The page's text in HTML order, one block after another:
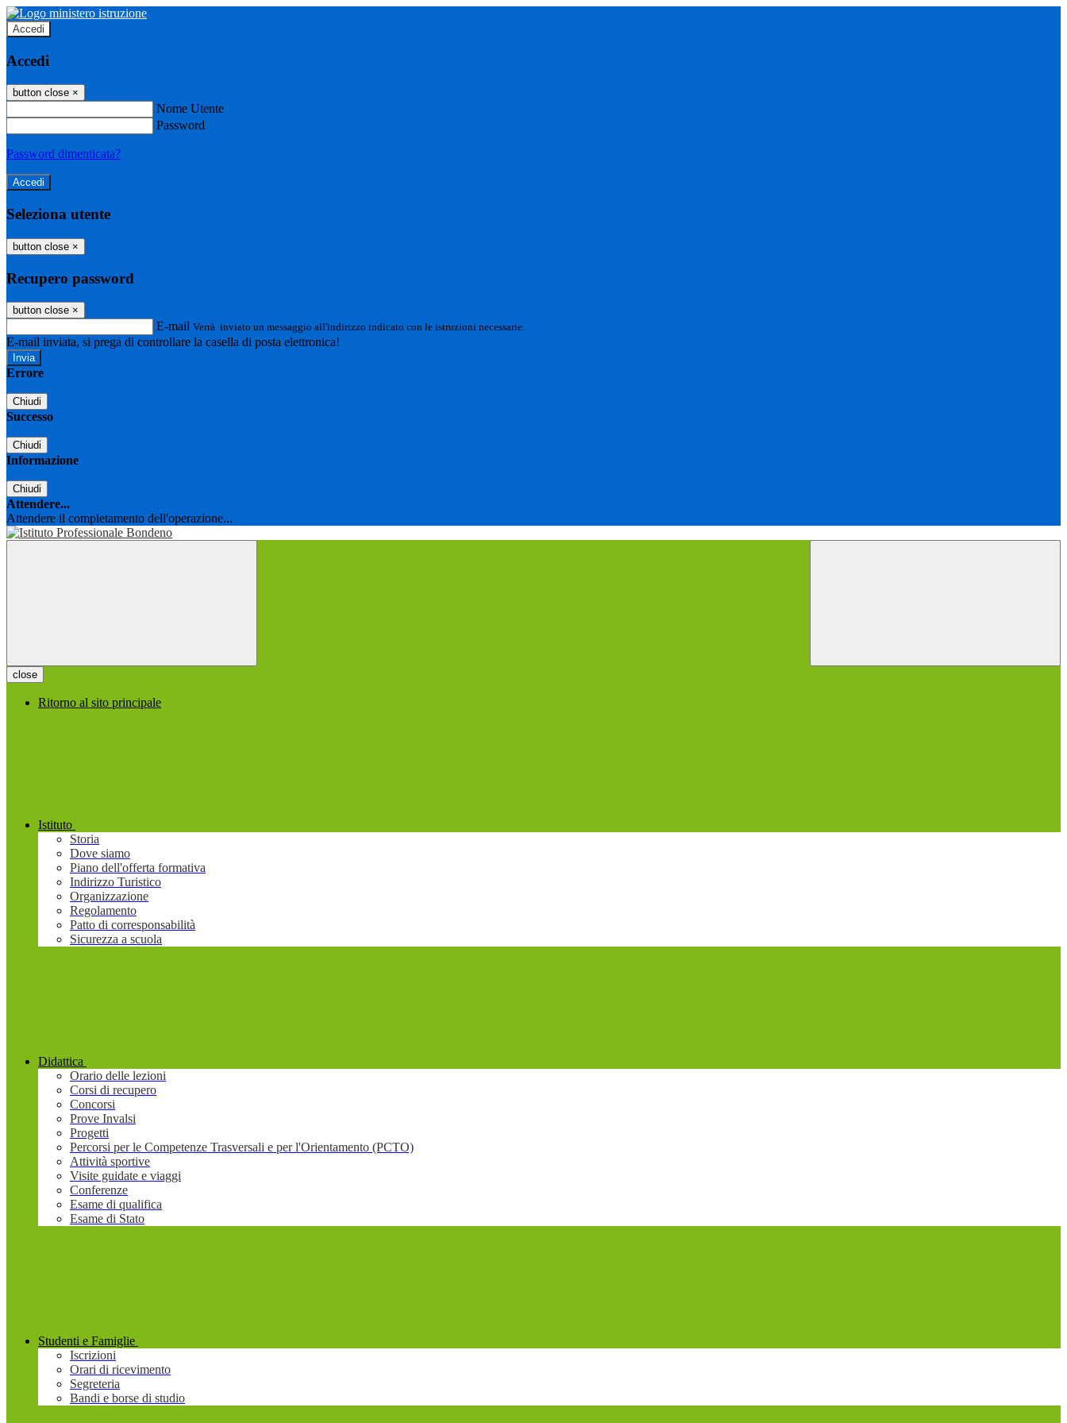
Accedi
Accedi
button close ×
Nome Utente
Password
Password dimenticata?
Seleziona utente
button close ×
Recupero password
button close ×
E-mail Verrà inviato un messaggio all'indirizzo indicato con le istruzioni necessarie.
E-mail inviata, si prega di controllare la casella di posta elettronica!
Errore
Chiudi
Successo
Chiudi
Informazione
Chiudi
Attendere...
Attendere il completamento dell'operazione...
close
Ritorno al sito principale
Istituto
Storia
Dove siamo
Piano dell'offerta formativa
Indirizzo Turistico
Organizzazione
Regolamento
Patto di corresponsabilità
Sicurezza a scuola
Didattica
Orario delle lezioni
Corsi di recupero
Concorsi
Prove Invalsi
Progetti
Percorsi per le Competenze Trasversali e per l'Orientamento (PCTO)
Attività sportive
Visite guidate e viaggi
Conferenze
Esame di qualifica
Esame di Stato
Studenti e Famiglie
Iscrizioni
Orari di ricevimento
Segreteria
Bandi e borse di studio